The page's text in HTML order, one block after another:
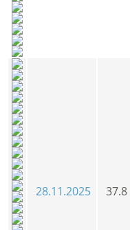
28.11.2025 37.8